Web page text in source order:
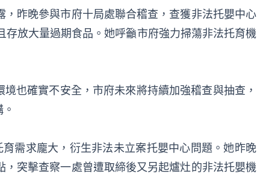
昨晚參與市府十局處聯合稽查，查獲非法托嬰中心
放大量過期食品。她呼籲市府強力掃蕩非法托育機
也確實不安全，市府未來將持續加強稽查與抽查，
需求龐大，衍生非法未立案托嬰中心問題。她昨晚
突擊查察一處曾遭取締後又另起爐灶的非法托嬰機